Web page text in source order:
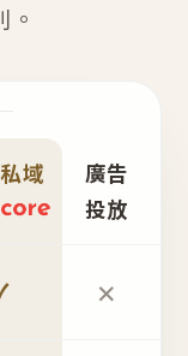
域
廣告
投放
✕